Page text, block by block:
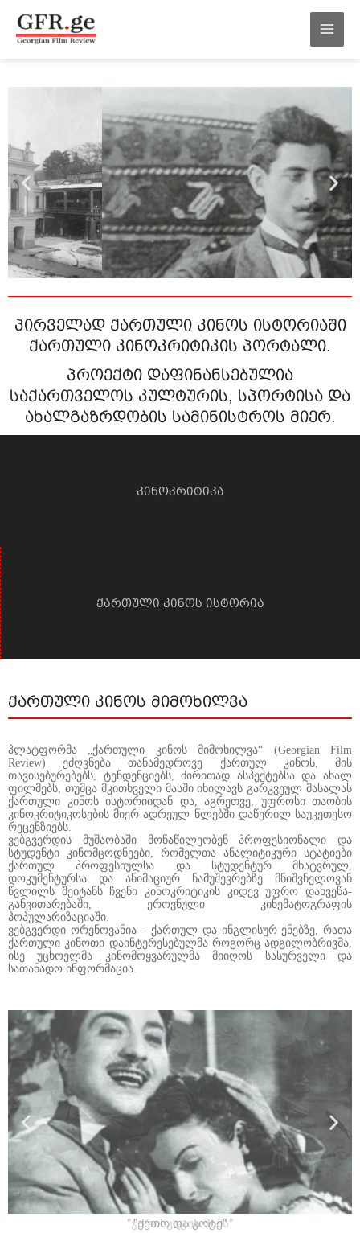
გადასვლა
პირველად ქართული კინოს ისტორიაში
ქართული კინოკრიტიკის პორტალი.
პროექტი დაფინანსებულია
საქართველოს კულტურის, სპორტისა და
ახალგაზრდობის სამინისტროს მიერ.
კინოკრიტიკა
ქართული კინოს ისტორია
ქართული კინოს მიმოხილვა
პლატფორმა „ქართული კინოს მიმოხილვა“ (Georgian Film
Review) ეძღვნება თანამედროვე ქართულ კინოს, მის
თავისებურებებს, ტენდენციებს, ძირითად ასპექტებსა და ახალ
ფილმებს, თუმცა მკითხველი მასში იხილავს გარკვეულ მასალას
ქართული კინოს ისტორიიდან და, აგრეთვე, უფროსი თაობის
კინოკრიტიკოსების მიერ ადრეულ წლებში დაწერილ საუკეთესო
რეცენზიებს.
ვებგვერდის მუშაობაში მონაწილეობენ პროფესიონალი და
სტუდენტი კინომცოდნეები, რომელთა ანალიტიკური სტატიები
ქართულ პროფესიულსა და სტუდენტურ მხატვრულ,
დოკუმენტურსა და ანიმაციურ ნამუშევრებზე მნიშვნელოვან
წვლილს შეიტანს ჩვენი კინოკრიტიკის კიდევ უფრო დახვეწა-
განვითარებაში, ეროვნული კინემატოგრაფის
პოპულარიზაციაში.
ვებგვერდი ორენოვანია – ქართულ და ინგლისურ ენებზე, რათა
ქართული კინოთი დაინტერესებულმა როგორც ადგილობრივმა,
ისე უცხოელმა კინომოყვარულმა მიიღოს სასურველი და
სათანადო ინფორმაცია.
"ქეთო და კოტე"